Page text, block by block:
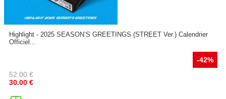
Highlight - 2025 SEASON’S GREETINGS (STREET Ver.) Calendrier
Officiel...
-42%
52.00 €
30.00 €